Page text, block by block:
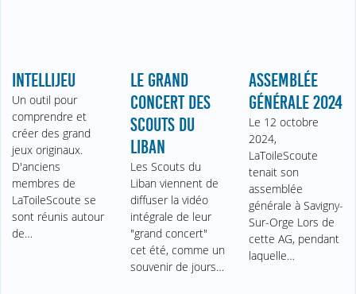
INTELLIJEU
Un outil pour
comprendre et
créer des grand
jeux originaux.
D'anciens
membres de
LaToileScoute se
sont réunis autour
de…
LE GRAND
CONCERT DES
SCOUTS DU
LIBAN
Les Scouts du
Liban viennent de
diffuser la vidéo
intégrale de leur
"grand concert"
cet été, comme un
souvenir de jours…
ASSEMBLÉE
GÉNÉRALE 2024
Le 12 octobre
2024,
LaToileScoute
tenait son
assemblée
générale à Savigny-
Sur-Orge Lors de
cette AG, pendant
laquelle…